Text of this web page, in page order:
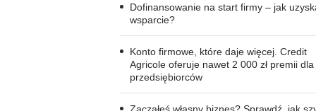
Dofinansowanie na start firmy – jak
wsparcie?
Konto firmowe, które daje więcej. Credit
Agricole oferuje nawet 2 000 zł premii dla
przedsiębiorców